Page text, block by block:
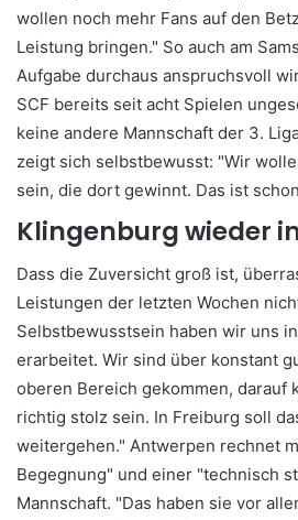
wollen noch mehr Fans auf den
Leistung bringen." So auch am
Aufgabe durchaus anspruchsvoll
SCF bereits seit acht Spielen
keine andere Mannschaft der 3.
zeigt sich selbstbewusst: "Wir
sein, die dort gewinnt. Das ist
Klingenburg wieder
Dass die Zuversicht groß ist,
Leistungen der letzten Wochen
Selbstbewusstsein haben wir uns
erarbeitet. Wir sind über konstant
oberen Bereich gekommen, darauf
richtig stolz sein. In Freiburg soll
weitergehen." Antwerpen rechnet
Begegnung" und einer "technisch
Mannschaft. "Das haben sie vor